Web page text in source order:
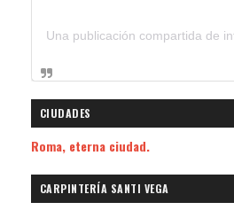
CIUDADES
Roma, eterna ciudad.
CARPINTERÍA SANTI VEGA